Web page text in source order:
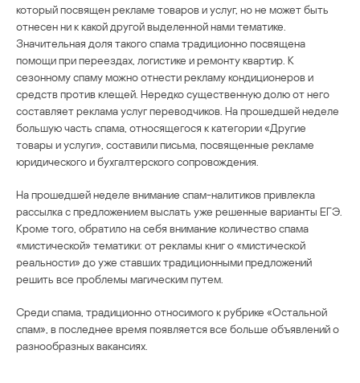
который посвящен рекламе товаров и услуг, но не может быть
отнесен ни к какой другой выделенной нами тематике.
Значительная доля такого спама традиционно посвящена
помощи при переездах, логистике и ремонту квартир. К
сезонному спаму можно отнести рекламу кондиционеров и
средств против клещей. Нередко существенную долю от него
составляет реклама услуг переводчиков. На прошедшей неделе
большую часть спама, относящегося к категории «Другие
товары и услуги», составили письма, посвященные рекламе
юридического и бухгалтерского сопровождения.
На прошедшей неделе внимание спам-налитиков привлекла
рассылка с предложением выслать уже решенные варианты ЕГЭ.
Кроме того, обратило на себя внимание количество спама
«мистической» тематики: от рекламы книг о «мистической
реальности» до уже ставших традиционными предложений
решить все проблемы магическим путем.
Среди спама, традиционно относимого к рубрике «Остальной
спам», в последнее время появляется все больше объявлений о
разнообразных вакансиях.